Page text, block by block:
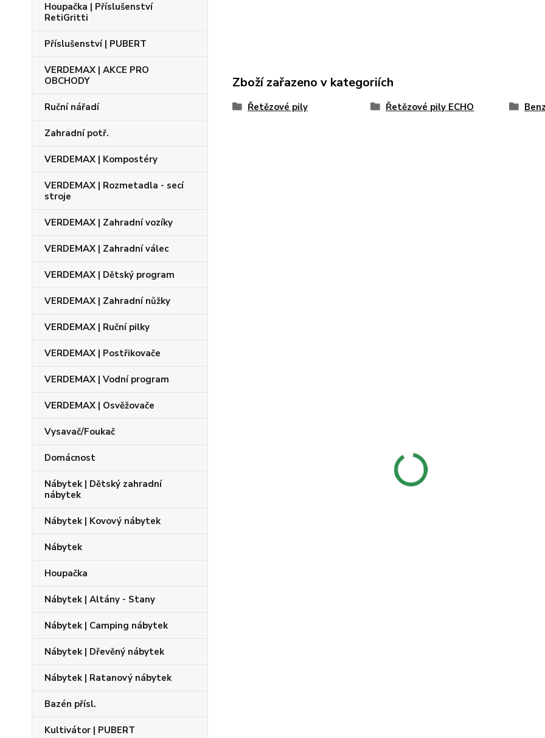
Houpačka | Příslušenství
RetiGritti
Příslušenství | PUBERT
VERDEMAX | AKCE PRO
OBCHODY
Ruční nářadí
Zahradní potř.
VERDEMAX | Kompostéry
VERDEMAX | Rozmetadla - secí
stroje
VERDEMAX | Zahradní vozíky
VERDEMAX | Zahradní válec
VERDEMAX | Dětský program
VERDEMAX | Zahradní nůžky
VERDEMAX | Ruční pilky
VERDEMAX | Postřikovače
VERDEMAX | Vodní program
VERDEMAX | Osvěžovače
Vysavač/Foukač
Domácnost
Nábytek | Dětský zahradní
nábytek
Nábytek | Kovový nábytek
Nábytek
Houpačka
Nábytek | Altány - Stany
Nábytek | Camping nábytek
Nábytek | Dřevěný nábytek
Nábytek | Ratanový nábytek
Bazén přísl.
Kultivátor | PUBERT
Zboží zařazeno v kategoriích
Řetězové pily Řetězové pily ECHO